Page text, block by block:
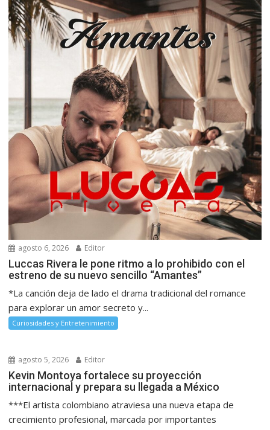
agosto 6, 2026 Editor
Luccas Rivera le pone ritmo a lo prohibido con el
estreno de su nuevo sencillo “Amantes”
*La canción deja de lado el drama tradicional del romance
para explorar un amor secreto y...
Curiosidades y Entretenimiento
agosto 5, 2026 Editor
Kevin Montoya fortalece su proyección
internacional y prepara su llegada a México
***El artista colombiano atraviesa una nueva etapa de
crecimiento profesional, marcada por importantes